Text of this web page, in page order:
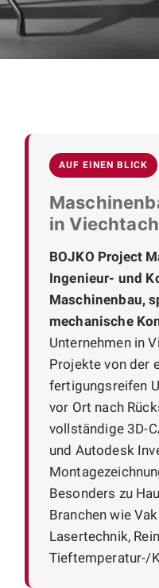
AUF EINEN BLICK
in Viechtach
BOJKO Project
Ingenieur- und
Maschinenbau,
mechanische
Unternehmen in
Projekte von der
fertigungsreifen
vor Ort nach
vollständige 3D-
und Autodesk
Besonders zu
Branchen wie
Lasertechnik,
Tieftemperatur-/